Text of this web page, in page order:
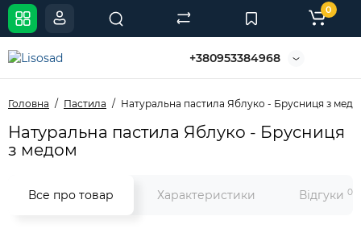
+380953384968
0
Головна Пастила Натуральна пастила Яблуко - Брусниця з
Натуральна пастила Яблуко - Брусниця
з медом
Все про товар Характеристики Відгуки 0